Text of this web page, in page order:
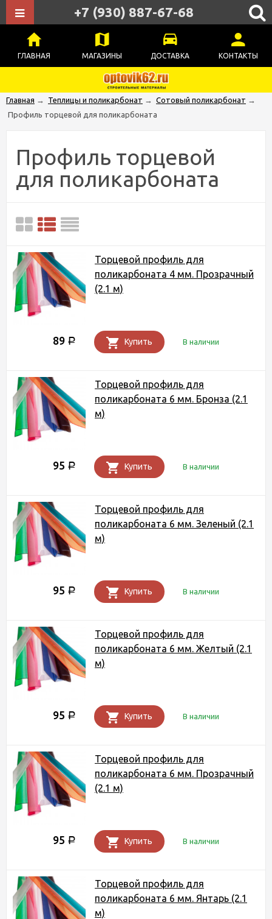
ГЛАВНАЯ МАГАЗИНЫ ДОСТАВКА КОНТАКТЫ
+7 (930) 887-67-68
Главная → Теплицы и поликарбонат → Сотовый поликарбонат →
Профиль торцевой для поликарбоната
Профиль торцевой
для поликарбоната
Торцевой профиль для
поликарбоната 4 мм. Прозрачный
(2.1 м)
89 Р Купить В наличии
Торцевой профиль для
поликарбоната 6 мм. Бронза (2.1
м)
95 Р Купить В наличии
Торцевой профиль для
поликарбоната 6 мм. Зеленый (2.1
м)
95 Р Купить В наличии
Торцевой профиль для
поликарбоната 6 мм. Желтый (2.1
м)
95 Р Купить В наличии
Торцевой профиль для
поликарбоната 6 мм. Прозрачный
(2.1 м)
95 Р Купить В наличии
Торцевой профиль для
поликарбоната 6 мм. Янтарь (2.1
м)